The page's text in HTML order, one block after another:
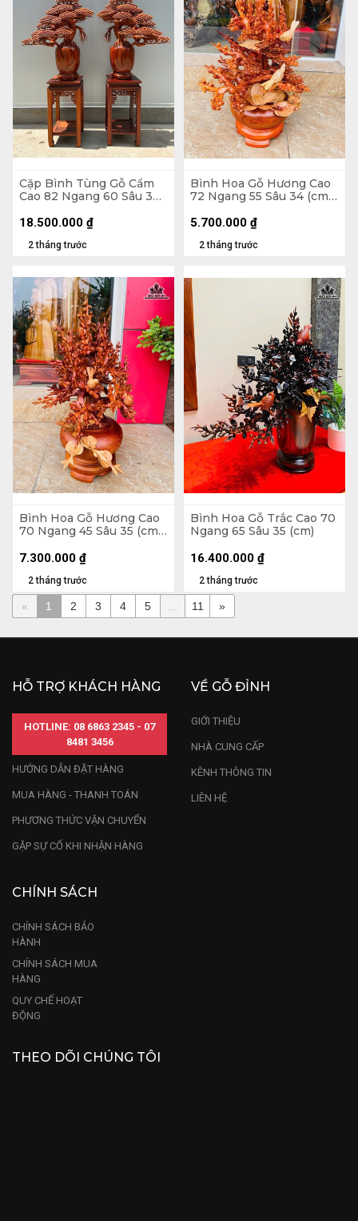
Cặp Bình Tùng Gỗ Cẩm
Cao 82 Ngang 60 Sâu 30
2 tháng trước
18.500.000 ₫
Bình Hoa Gỗ Hương Cao
72 Ngang 55 Sâu 34 (cm)
2 tháng trước
5.700.000 ₫
Bình Hoa Gỗ Hương Cao
70 Ngang 45 Sâu 35 (cm)
2 tháng trước
7.300.000 ₫
Bình Hoa Gỗ Trắc Cao 70
Ngang 65 Sâu 35 (cm)
2 tháng trước
16.400.000 ₫
« 1 2 3 4 5 ... 11 »
HỖ TRỢ KHÁCH HÀNG
HOTLINE: 08 6863 2345 - 07
8481 3456
HƯỚNG DẪN ĐẶT HÀNG
MUA HÀNG - THANH TOÁN
PHƯƠNG THỨC VẬN CHUYỂN
GẶP SỰ CỐ KHI NHẬN HÀNG
VỀ GỖ ĐỈNH
GIỚI THIỆU
NHÀ CUNG CẤP
KÊNH THÔNG TIN
LIÊN HỆ
CHÍNH SÁCH
CHÍNH SÁCH BẢO
HÀNH
CHÍNH SÁCH MUA
HÀNG
QUY CHẾ HOẠT
ĐỘNG
THEO DÕI CHÚNG TÔI